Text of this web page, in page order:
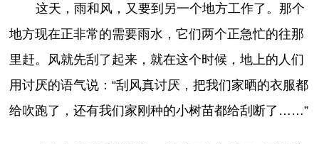
这天，雨和风，又要到另一个地方工作了。那个
地方现在正非常的需要雨水，它们两个正急忙的往那
里赶。风就先刮了起来，就在这个时候，地上的人们
用讨厌的语气说：“刮风真讨厌，把我们家晒的衣服都
给吹跑了，还有我们家刚种的小树苗都给刮断了……”